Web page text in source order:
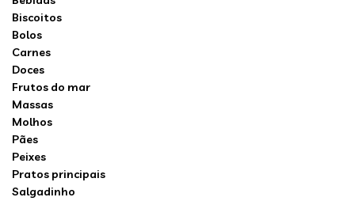
Biscoitos
Bolos
Carnes
Doces
Frutos do mar
Massas
Molhos
Pães
Peixes
Pratos principais
Salgadinho